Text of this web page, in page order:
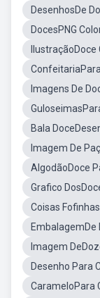
DesenhosDe
DocesPNG
IlustraçãoDoce
Imagens De
Bala
Imagem De
AlgodãoDoce
Grafico
Coisas
EmbalagemDe
Imagem
Desenho Para
CarameloPara